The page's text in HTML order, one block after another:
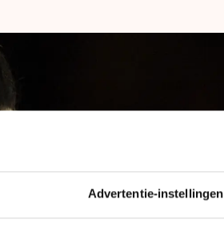
Advertentie-instellingen